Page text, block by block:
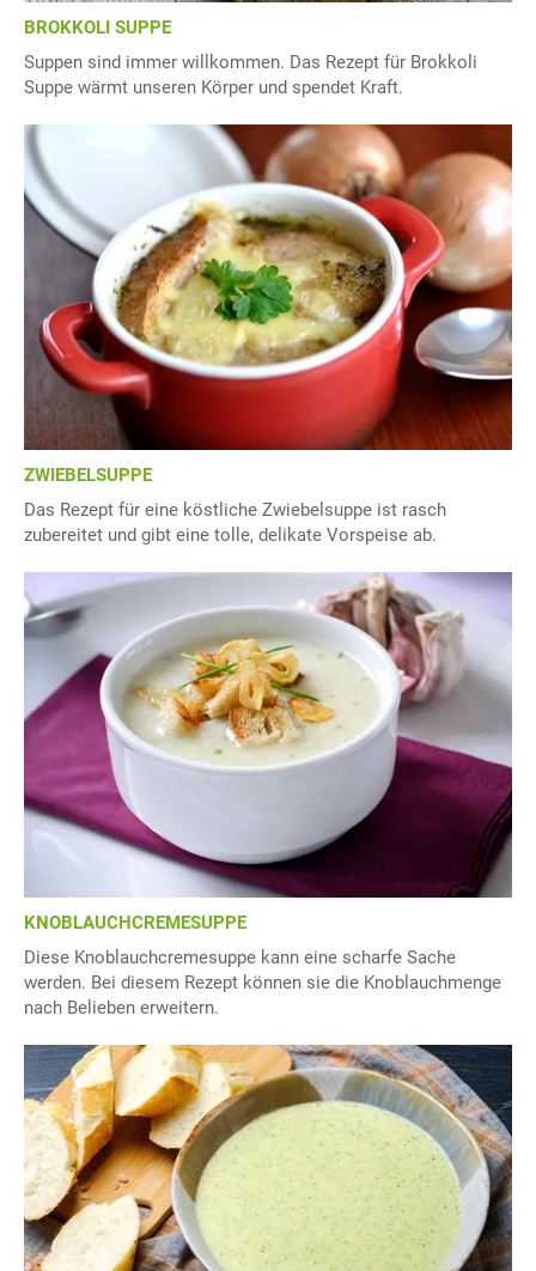
BROKKOLI SUPPE
Suppen sind immer willkommen. Das Rezept für Brokkoli
Suppe wärmt unseren Körper und spendet Kraft.
ZWIEBELSUPPE
Das Rezept für eine köstliche Zwiebelsuppe ist rasch
zubereitet und gibt eine tolle, delikate Vorspeise ab.
KNOBLAUCHCREMESUPPE
Diese Knoblauchcremesuppe kann eine scharfe Sache
werden. Bei diesem Rezept können sie die Knoblauchmenge
nach Belieben erweitern.